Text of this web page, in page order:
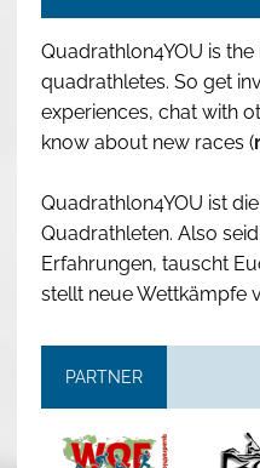
Quadrathlon4YOU is
quadrathletes. So get
experiences, chat with
know about new races (
Quadrathlon4YOU ist
Quadrathleten. Also
Erfahrungen, tauscht
stellt neue Wettkämpfe
PARTNER